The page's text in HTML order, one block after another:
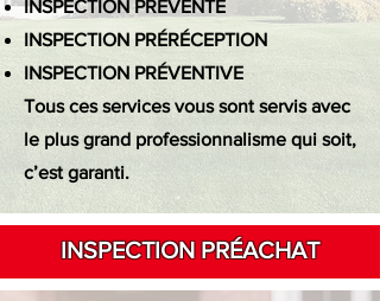
INSPECTION PRÉVENTE
INSPECTION PRÉRÉCEPTION
INSPECTION PRÉVENTIVE
Tous ces services vous sont servis avec
le plus grand professionnalisme qui soit,
c’est garanti.
INSPECTION PRÉACHAT